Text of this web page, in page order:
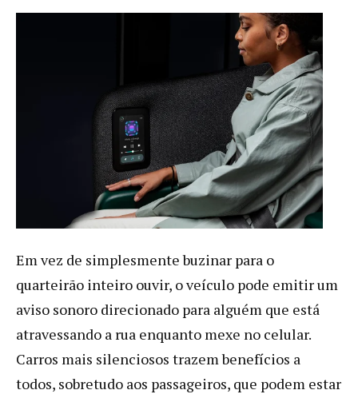
Em vez de simplesmente buzinar para o
quarteirão inteiro ouvir, o veículo pode emitir um
aviso sonoro direcionado para alguém que está
atravessando a rua enquanto mexe no celular.
Carros mais silenciosos trazem benefícios a
todos, sobretudo aos passageiros, que podem estar